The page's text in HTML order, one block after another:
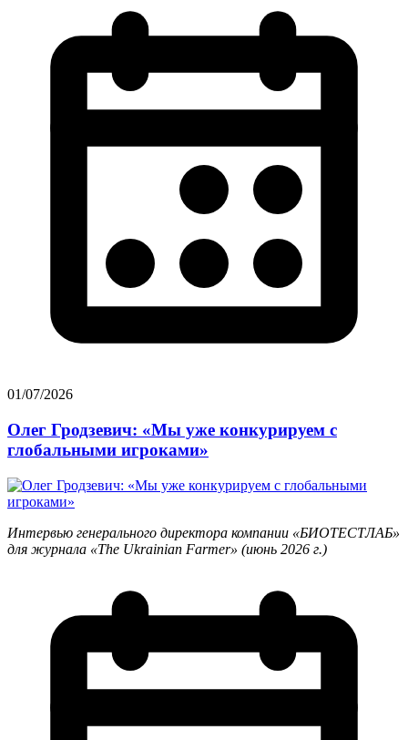
01/07/2026
Олег Гродзевич: «Мы уже конкурируем с
глобальными игроками»
Интервью генерального директора компании «БИОТЕСТЛАБ»
для журнала «The Ukrainian Farmer» (июнь 2026 г.)